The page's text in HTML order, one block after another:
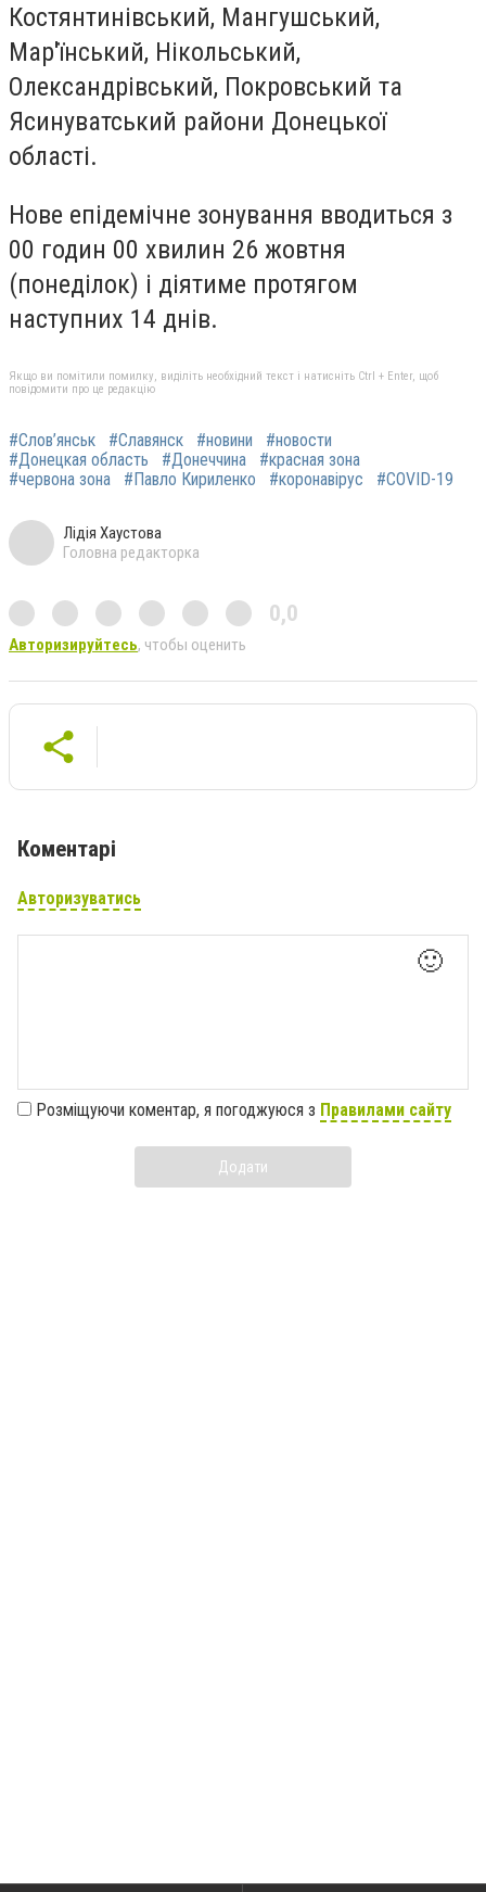
Костянтинівський, Мангушський,
Мар'їнський, Нікольський,
Олександрівський, Покровський та
Ясинуватський райони Донецької
області.
Нове епідемічне зонування вводиться з
00 годин 00 хвилин 26 жовтня
(понеділок) і діятиме протягом
наступних 14 днів.
Якщо ви помітили помилку, виділіть необхідний текст і натисніть Ctrl + Enter, щоб
повідомити про це редакцію
#Слов’янськ #Славянск #новини
#новости
#Донецкая область
#Донеччина
#красная зона
#червона зона
#Павло Кириленко #коронавірус #COVID-19
Лідія Хаустова
Головна редакторка
0,0
Авторизируйтесь, чтобы оценить
Коментарі
Авторизуватись
🙂
Розміщуючи коментар, я погоджуюся з Правилами сайту
Додати